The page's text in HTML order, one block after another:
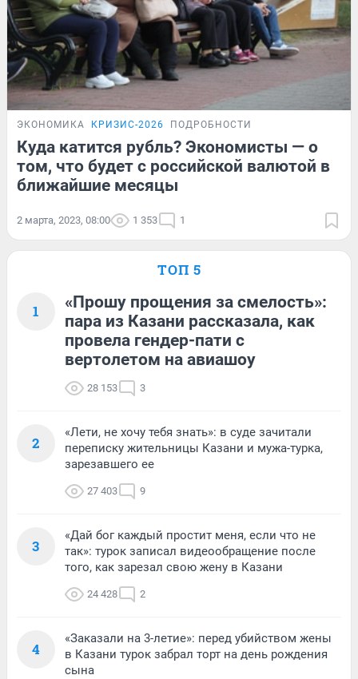
ЭКОНОМИКА КРИЗИС-2026 ПОДРОБНОСТИ
Куда катится рубль? Экономисты — о
том, что будет с российской валютой в
ближайшие месяцы
2 марта, 2023, 08:00 1 353 1
ТОП 5
1
«Прошу прощения за смелость»:
пара из Казани рассказала, как
провела гендер-пати с
вертолетом на авиашоу
28 153 3
2
«Лети, не хочу тебя знать»: в суде зачитали
переписку жительницы Казани и мужа-турка,
зарезавшего ее
27 403 9
3
«Дай бог каждый простит меня, если что не
так»: турок записал видеообращение после
того, как зарезал свою жену в Казани
24 428 2
4
«Заказали на 3-летие»: перед убийством жены
в Казани турок забрал торт на день рождения
сына